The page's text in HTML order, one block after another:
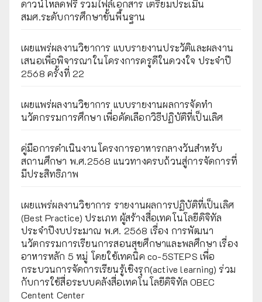
ดาวน์โหลดฟรี รวมไฟล์เอกสาร เตรียมประเมิน
สมศ.ระดับการศึกษาขั้นพื้นฐาน
เผยแพร่ผลงานวิชาการ แบบรายงานประวัติและผลงาน
เสนอเพื่อพิจารณาในโครงการครูดีในดวงใจ ประจำปี
2568 ครั้งที่ 22
เผยแพร่ผลงานวิชาการ แบบรายงานผลการจัดทำ
นวัตกรรมการศึกษา เพื่อคัดเลือกวิธีปฏิบัติที่เป็นเลิศ
คู่มือการดำเนินงานโครงการอาหารกลางวันสำหรับ
สถานศึกษา พ.ศ.2568 แนวทางครบถ้วนสู่การจัดการที่
มีประสิทธิภาพ
เผยเเพร่ผลงานวิชาการ รายงานผลการปฏิบัติที่เป็นเลิศ
(Best Practice) ประเภท ผู้สร้างสื่อเทคโนโลยีดิจิทัล
ประจำปีงบประมาณ พ.ศ. 2568 เรื่อง การพัฒนา
นวัตกรรมการเรียนการสอนสุขศึกษาและพลศึกษา เรื่อง
อาหารหลัก 5 หมู่ โดยใช้เทคนิค co-5STEPS เพื่อ
กระบวนการจัดการเรียนรู้เชิงรุก(active learning) ร่วม
กับการใช้สื่อระบบคลังสื่อเทคโนโลยีดิจิทัล OBEC
Centent Center